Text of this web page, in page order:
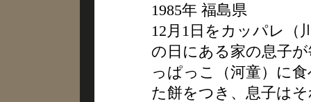
1985年 福島県
12月1日をカッパレ（
の日にある家の息子
っぱっこ（河童）に
た餅をつき、息子は